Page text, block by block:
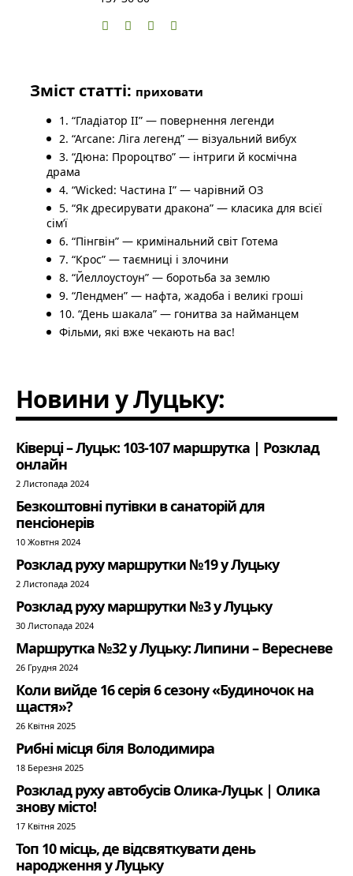
Зміст статті: приховати
1. “Гладіатор II” — повернення легенди
2. “Arcane: Ліга легенд” — візуальний вибух
3. “Дюна: Пророцтво” — інтриги й космічна
драма
4. “Wicked: Частина I” — чарівний ОЗ
5. “Як дресирувати дракона” — класика для всієї
сім’ї
6. “Пінгвін” — кримінальний світ Готема
7. “Крос” — таємниці і злочини
8. “Йеллоустоун” — боротьба за землю
9. “Лендмен” — нафта, жадоба і великі гроші
10. “День шакала” — гонитва за найманцем
Фільми, які вже чекають на вас!
Новини у Луцьку:
Ківерці – Луцьк: 103-107 маршрутка | Розклад
онлайн
2 Листопада 2024
Безкоштовні путівки в санаторій для
пенсіонерів
10 Жовтня 2024
Розклад руху маршрутки №19 у Луцьку
2 Листопада 2024
Розклад руху маршрутки №3 у Луцьку
30 Листопада 2024
Маршрутка №32 у Луцьку: Липини – Вересневе
26 Грудня 2024
Коли вийде 16 серія 6 сезону «Будиночок на
щастя»?
26 Квітня 2025
Рибні місця біля Володимира
18 Березня 2025
Розклад руху автобусів Олика-Луцьк | Олика
знову місто!
17 Квітня 2025
Топ 10 місць, де відсвяткувати день
народження у Луцьку